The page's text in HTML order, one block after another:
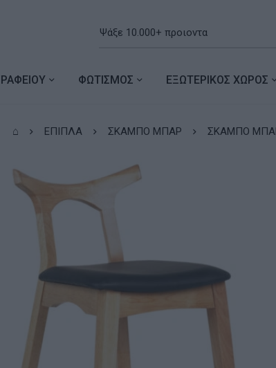
ΦΩΤΙΣΜΟΣ ΕΞΩΤΕΡΙΚΟΣ ΧΩΡΟΣ
⌂ ΕΠΙΠΛΑ ΣΚΑΜΠΟ ΜΠΑΡ ΣΚΑΜΠΟ ΜΠΑΡ